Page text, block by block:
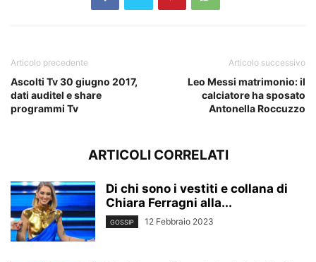
Articolo precedente
Ascolti Tv 30 giugno 2017,
dati auditel e share
programmi Tv
Articolo successivo
Leo Messi matrimonio: il
calciatore ha sposato
Antonella Roccuzzo
ARTICOLI CORRELATI
Di chi sono i vestiti e collana di
Chiara Ferragni alla...
GOSSIP 12 Febbraio 2023